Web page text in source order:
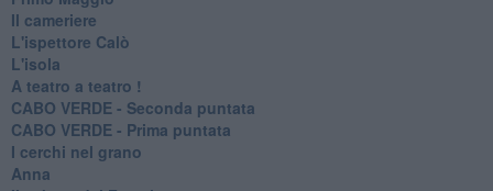
Il cameriere
L'ispettore Calò
L'isola
A teatro a teatro !
CABO VERDE - Seconda puntata
CABO VERDE - Prima puntata
I cerchi nel grano
Anna